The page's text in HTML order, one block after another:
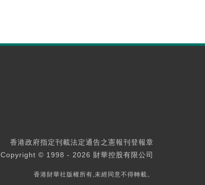
香港政府指定刊載法定通告之憲報刊登報章
Copyright © 1998 - 2026 財華控股有限公司
香港財華社版權所有,未經同意不得轉載。